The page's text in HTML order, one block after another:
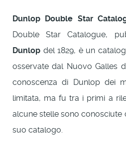
Dunlop Double Star
Double Star Catalogue,
Dunlop del 1829, è un
osservate dal Nuovo Galles
conoscenza di Dunlop dei
limitata, ma fu tra i primi a
alcune stelle sono conosciute
suo catalogo.